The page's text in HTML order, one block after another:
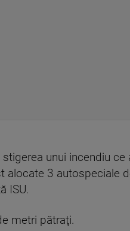
unui incendiu
3 autospeciale
ISU.
metri pătraţi.